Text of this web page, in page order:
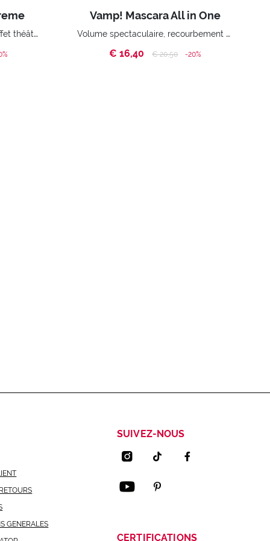
Volume extrême immédiat. Effet théâtral.
from
Vamp! Mascara All in One
Volume spectaculaire, recourbement parfait, longueur inimitable. Avec soin fortifiant.
€ 16,40
Price reduced from
€ 20,50to -20%
GENERALES
SUIVEZ-NOUS
CERTIFICATIONS